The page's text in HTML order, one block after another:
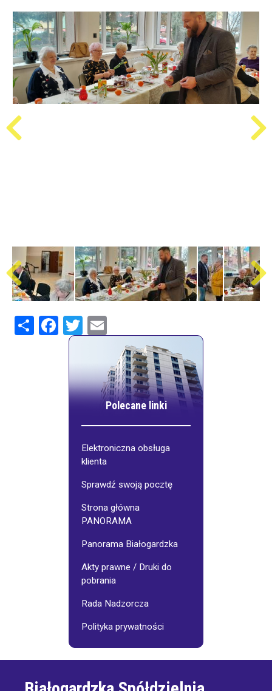
ShareFacebook
Twitter
Polecane linki
Elektroniczna obsługa
klienta
Sprawdź swoją pocztę
Strona główna
PANORAMA
Panorama Białogardzka
Akty prawne / Druki do
pobrania
Rada Nadzorcza
Polityka prywatności